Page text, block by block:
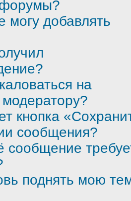
могу добавлять
на
кнопка
сообщения?
сообщение
поднять мою